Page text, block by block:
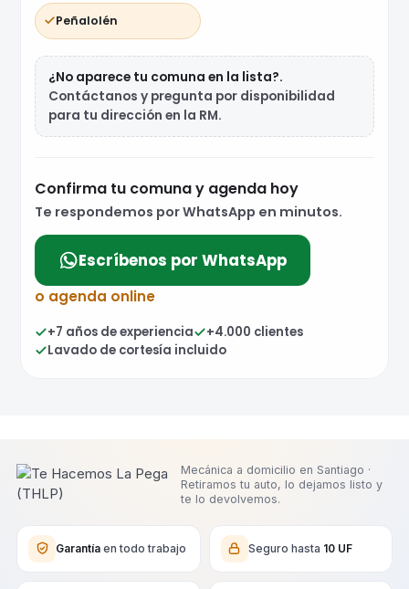
Peñalolén
¿No aparece tu comuna en la lista?.
Contáctanos y pregunta por disponibilidad
para tu dirección en la RM.
Confirma tu comuna y agenda hoy
Te respondemos por WhatsApp en minutos.
Escríbenos por WhatsApp
o agenda online
+7 años de experiencia
+4.000 clientes
Lavado de cortesía incluido
Mecánica a domicilio en Santiago ·
Retiramos tu auto, lo dejamos listo y
te lo devolvemos.
Garantía en todo trabajo Seguro hasta 10 UF